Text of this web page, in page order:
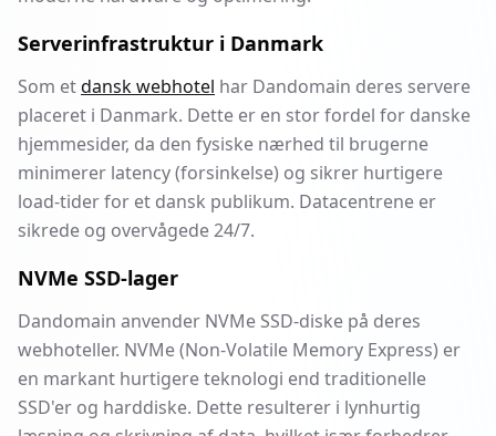
Serverinfrastruktur i Danmark
Som etdansk webhotel har Dandomain deres servere
placeret i Danmark. Dette er en stor fordel for danske
hjemmesider, da den fysiske nærhed til brugerne
minimerer latency (forsinkelse) og sikrer hurtigere
load-tider for et dansk publikum. Datacentrene er
sikrede og overvågede 24/7.
NVMe SSD-lager
Dandomain anvender NVMe SSD-diske på deres
webhoteller. NVMe (Non-Volatile Memory Express) er
en markant hurtigere teknologi end traditionelle
SSD'er og harddiske. Dette resulterer i lynhurtig